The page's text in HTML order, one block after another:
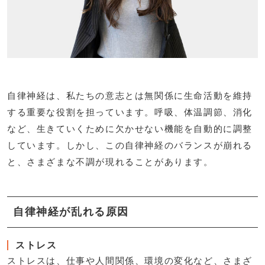
自律神経は、私たちの意志とは無関係に生命活動を維持
する重要な役割を担っています。呼吸、体温調節、消化
など、生きていくために欠かせない機能を自動的に調整
しています。しかし、この自律神経のバランスが崩れる
と、さまざまな不調が現れることがあります。
自律神経が乱れる原因
ストレス
ストレスは、仕事や人間関係、環境の変化など、さまざ